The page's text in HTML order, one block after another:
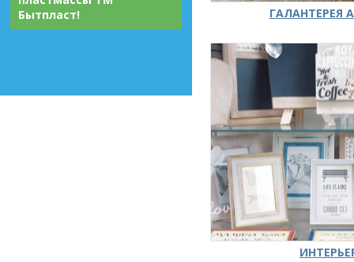
Бытпласт!
ГАЛАНТЕРЕЯ